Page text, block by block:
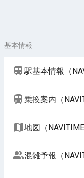
基本情報
駅基本情報（
乗換案内（
地図（NAVITIME
混雑予報（